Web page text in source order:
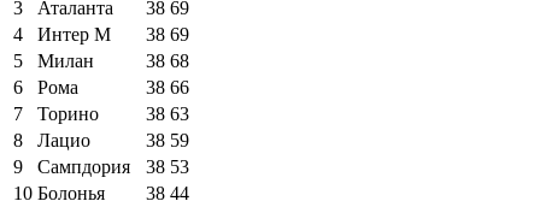
3
Аталанта 38 69
4
Интер М 38 69
5
Милан 38 68
6
Рома 38 66
7
Торино 38 63
8
Лацио 38 59
9
Сампдория 38 53
10 Болонья 38 44